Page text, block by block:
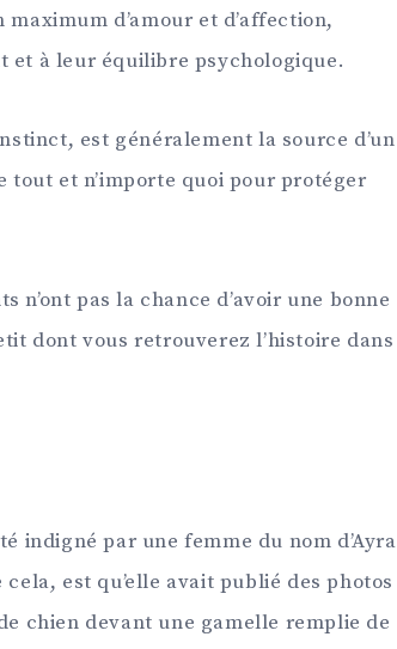
d’amour et d’affection,
et à leur équilibre psychologique.
est généralement la source d’un
et n’importe quoi pour protéger
pas la chance d’avoir une bonne
dont vous retrouverez l’histoire dans
indigné par une femme du nom d’Ayra
est qu’elle avait publié des photos
chien devant une gamelle remplie de